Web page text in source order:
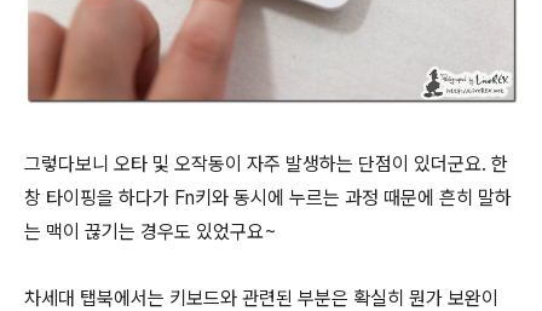
그렇다보니 오타 및 오작동이 자주 발생하는 단점이 있더군요. 한
창 타이핑을 하다가 Fn키와 동시에 누르는 과정 때문에 흔히 말하
는 맥이 끊기는 경우도 있었구요~
차세대 탭북에서는 키보드와 관련된 부분은 확실히 뭔가 보완이